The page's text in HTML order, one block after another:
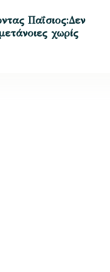
Παΐσιος:Δεν
χωρίς